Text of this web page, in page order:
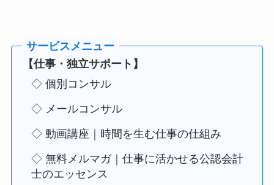
【仕事・独立サポート】
◇ 個別コンサル
◇ メールコンサル
◇ 動画講座｜時間を生む仕事の仕組み
◇ 無料メルマガ｜仕事に活かせる公認会計
士のエッセンス